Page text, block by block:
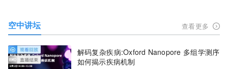
空中讲坛 查看更多
解码复杂疾病:Oxford Nanopore 多组学测序
如何揭示疾病机制